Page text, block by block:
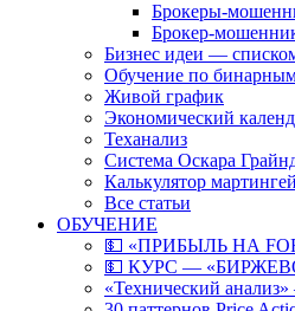
Брокеры-
Брокер-
Бизнес идеи —
Обучение по
Живой график
Экономический
Теханализ
Система Оскара
Калькулятор
Все статьи
ОБУЧЕНИЕ
💵 «ПРИБЫЛЬ НА
💵 КУРС —
«Технический